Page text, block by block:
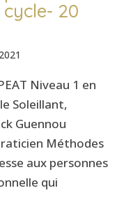
20
Niveau 1 en
Soleillant,
Guennou
Méthodes
aux personnes
qui